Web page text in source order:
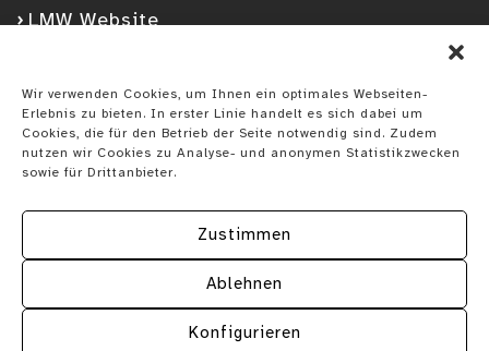
Wir verwenden Cookies, um Ihnen ein optimales Webseiten-
Erlebnis zu bieten. In erster Linie handelt es sich dabei um
Cookies, die für den Betrieb der Seite notwendig sind. Zudem
nutzen wir Cookies zu Analyse- und anonymen Statistikzwecken
sowie für Drittanbieter.
Zustimmen
Ablehnen
Konfigurieren
LMW Website
FacebookGoogleplusYouTubeInstagramSpotify